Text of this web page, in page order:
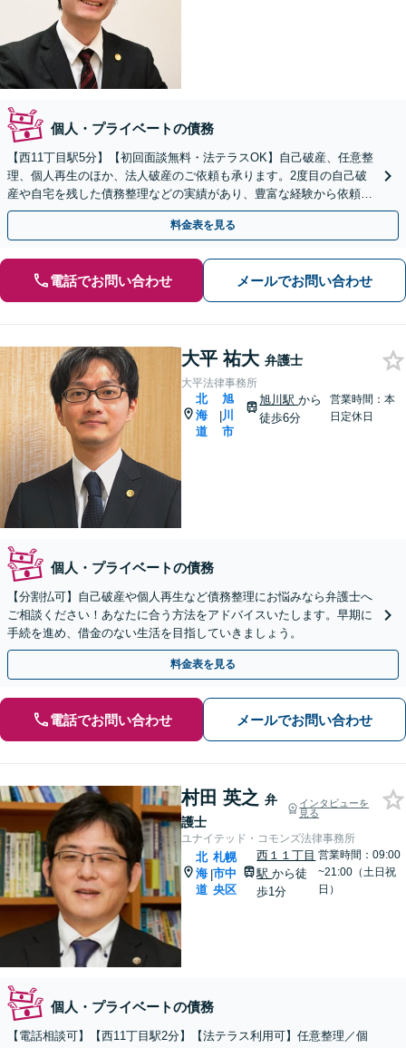
個人・プライベートの債務
【西11丁目駅5分】【初回面談無料・法テラスOK】自己破産、任意整
理、個人再生のほか、法人破産のご依頼も承ります。2度目の自己破
産や自宅を残した債務整理などの実績があり、豊富な経験から依頼者
さまに合わせた解決策を提案【即日／夜間休日対応】
料金表を見る
電話でお問い合わせ メールでお問い合わせ
大平 祐大 弁護士
大平法律事務所
北
海
道
|
旭
川
市
旭川駅から
徒歩6分
営業時間：本
日定休日
個人・プライベートの債務
【分割払可】自己破産や個人再生など債務整理にお悩みなら弁護士へ
ご相談ください！あなたに合う方法をアドバイスいたします。早期に
手続を進め、借金のない生活を目指していきましょう。
料金表を見る
電話でお問い合わせ メールでお問い合わせ
村田 英之 弁
護士
インタビューを
見る
ユナイテッド・コモンズ法律事務所
北
海
道
|
札幌
市中
央区
西１１丁目
駅から徒
歩1分
営業時間：09:00
~21:00（土日祝
日）
個人・プライベートの債務
【電話相談可】【西11丁目駅2分】【法テラス利用可】任意整理／個